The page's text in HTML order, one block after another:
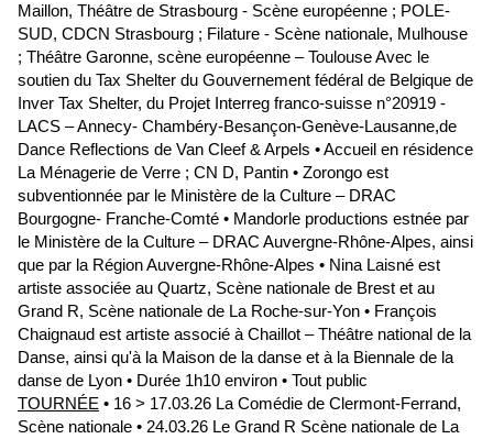
Maillon, Théâtre de Strasbourg - Scène européenne ; POLE-
SUD, CDCN Strasbourg ; Filature - Scène nationale, Mulhouse
; Théâtre Garonne, scène européenne – Toulouse Avec le
soutien du Tax Shelter du Gouvernement fédéral de Belgique de
Inver Tax Shelter, du Projet Interreg franco-suisse n°20919 -
LACS – Annecy- Chambéry-Besançon-Genève-Lausanne,de
Dance Reflections de Van Cleef & Arpels • Accueil en résidence
La Ménagerie de Verre ; CN D, Pantin • Zorongo est
subventionnée par le Ministère de la Culture – DRAC
Bourgogne- Franche-Comté • Mandorle productions estnée par
le Ministère de la Culture – DRAC Auvergne-Rhône-Alpes, ainsi
que par la Région Auvergne-Rhône-Alpes • Nina Laisné est
artiste associée au Quartz, Scène nationale de Brest et au
Grand R, Scène nationale de La Roche-sur-Yon • François
Chaignaud est artiste associé à Chaillot – Théâtre national de la
Danse, ainsi qu'à la Maison de la danse et à la Biennale de la
danse de Lyon • Durée 1h10 environ • Tout public
TOURNÉE • 16 > 17.03.26 La Comédie de Clermont-Ferrand,
Scène nationale • 24.03.26 Le Grand R Scène nationale de La